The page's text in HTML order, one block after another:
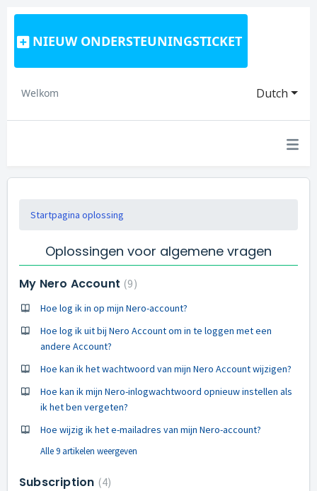
NIEUW ONDERSTEUNINGSTICKET
Dutch
Welkom
Startpagina oplossing
Oplossingen voor algemene vragen
My Nero Account 9
Hoe log ik in op mijn Nero-account?
Hoe log ik uit bij Nero Account om in te loggen met een
andere Account?
Hoe kan ik het wachtwoord van mijn Nero Account wijzigen?
Hoe kan ik mijn Nero-inlogwachtwoord opnieuw instellen als
ik het ben vergeten?
Hoe wijzig ik het e-mailadres van mijn Nero-account?
Alle 9 artikelen weergeven
Subscription 4